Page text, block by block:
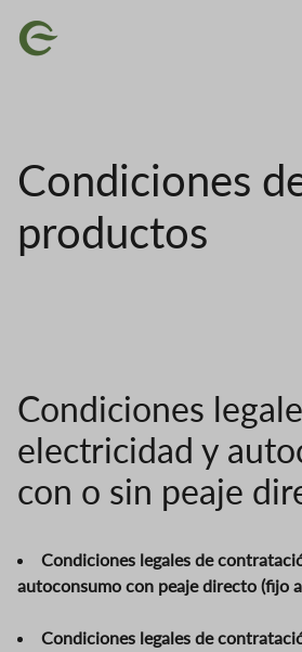
Image
Condiciones
productos
Condiciones
electricidad y
con o sin peaje
Condiciones legales de
autoconsumo con peaje directo (fijo
Condiciones legales de